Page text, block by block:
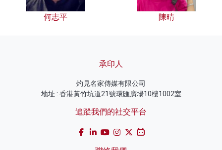
何志平 陳晴
承印人
灼見名家傳媒有限公司
地址 : 香港黃竹坑道21號環匯廣場10樓1002室
追蹤我們的社交平台